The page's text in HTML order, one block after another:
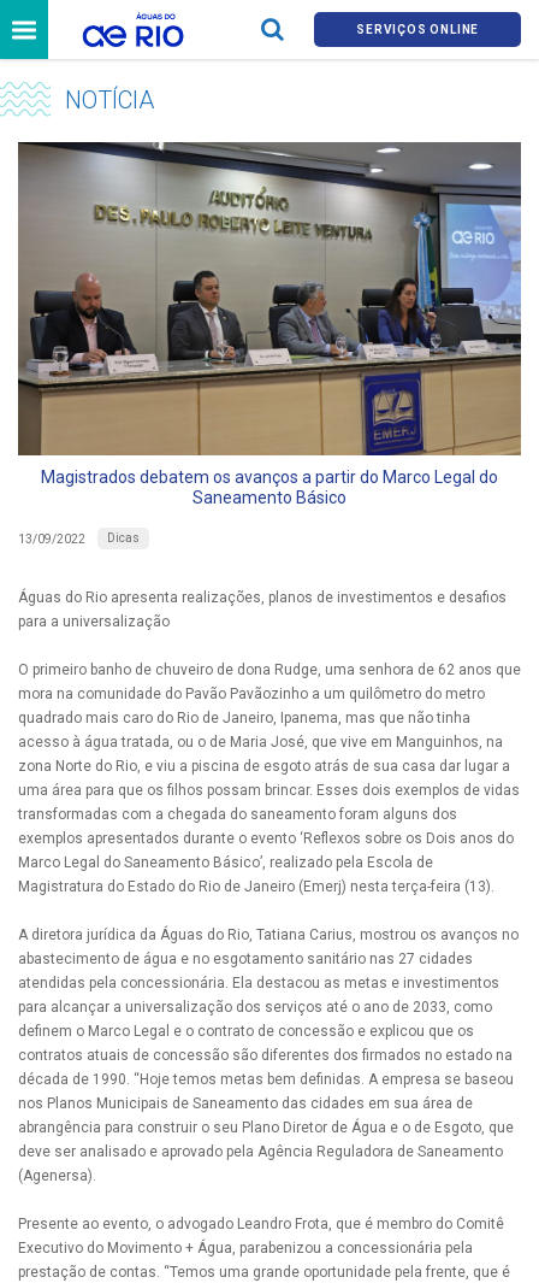
SERVIÇOS ONLINE
NOTÍCIA
Magistrados debatem os avanços a partir do Marco Legal do
Saneamento Básico
13/09/2022 Dicas
Águas do Rio apresenta realizações, planos de investimentos e desafios
para a universalização
O primeiro banho de chuveiro de dona Rudge, uma senhora de 62 anos que
mora na comunidade do Pavão Pavãozinho a um quilômetro do metro
quadrado mais caro do Rio de Janeiro, Ipanema, mas que não tinha
acesso à água tratada, ou o de Maria José, que vive em Manguinhos, na
zona Norte do Rio, e viu a piscina de esgoto atrás de sua casa dar lugar a
uma área para que os filhos possam brincar. Esses dois exemplos de vidas
transformadas com a chegada do saneamento foram alguns dos
exemplos apresentados durante o evento ‘Reflexos sobre os Dois anos do
Marco Legal do Saneamento Básico’, realizado pela Escola de
Magistratura do Estado do Rio de Janeiro (Emerj) nesta terça-feira (13).
A diretora jurídica da Águas do Rio, Tatiana Carius, mostrou os avanços no
abastecimento de água e no esgotamento sanitário nas 27 cidades
atendidas pela concessionária. Ela destacou as metas e investimentos
para alcançar a universalização dos serviços até o ano de 2033, como
definem o Marco Legal e o contrato de concessão e explicou que os
contratos atuais de concessão são diferentes dos firmados no estado na
década de 1990. “Hoje temos metas bem definidas. A empresa se baseou
nos Planos Municipais de Saneamento das cidades em sua área de
abrangência para construir o seu Plano Diretor de Água e o de Esgoto, que
deve ser analisado e aprovado pela Agência Reguladora de Saneamento
(Agenersa).
Presente ao evento, o advogado Leandro Frota, que é membro do Comitê
Executivo do Movimento + Água, parabenizou a concessionária pela
prestação de contas. “Temos uma grande oportunidade pela frente, que é